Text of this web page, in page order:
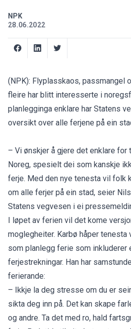
NPK
28.06.2022
(NPK): Flyplasskaos, passmangel
fleire har blitt interesserte i
planlegginga enklare har Statens
oversikt over alle ferjene på ein
– Vi ønskjer å gjere det enklare for
Noreg, spesielt dei som kanskje
ferje. Med den nye tenesta vil folk
om alle ferjer på ein stad, seier
Statens vegvesen i ei
I løpet av ferien vil det kome
moglegheiter. Karbø håper
som planlegg ferie som inkluderer
ferjestrekningar. Han har
ferierande:
– Ikkje la deg stresse om du er
sikta deg inn på. Det kan skape
og andre. Ta det med ro, hald